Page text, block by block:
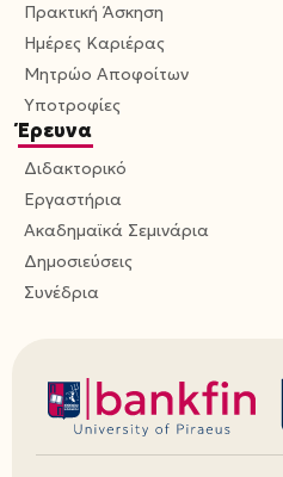
Πρακτική Άσκηση
Ημέρες Καριέρας
Μητρώο Αποφοίτων
Υποτροφίες
Έρευνα
Διδακτορικό
Εργαστήρια
Ακαδημαϊκά Σεμινάρια
Δημοσιεύσεις
Συνέδρια